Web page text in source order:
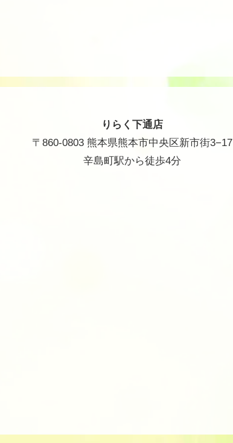
りらく下通店
〒860-0803 熊本県熊本市中央区新市街3−17
辛島町駅から徒歩4分